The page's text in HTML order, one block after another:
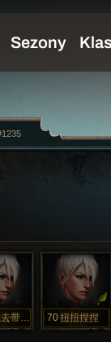
带我去带我去 70扭扭捏捏